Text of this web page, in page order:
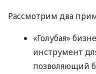
Рассмотрим два
«Голубая»
инструмент
позволяющий